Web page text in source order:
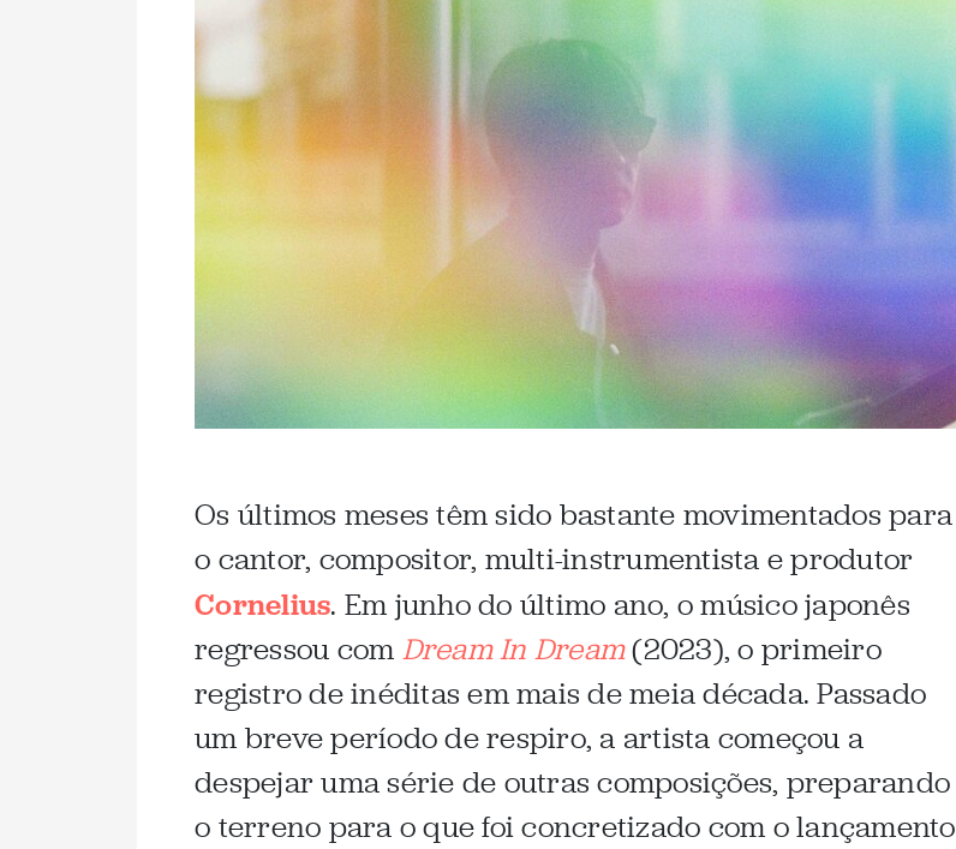
Os últimos meses têm sido bastante movimentados para
o cantor, compositor, multi-instrumentista e produtor
Cornelius. Em junho do último ano, o músico japonês
regressou com Dream In Dream(2023), o primeiro
registro de inéditas em mais de meia década. Passado
um breve período de respiro, a artista começou a
despejar uma série de outras composições, preparando
o terreno para o que foi concretizado com o lançamento